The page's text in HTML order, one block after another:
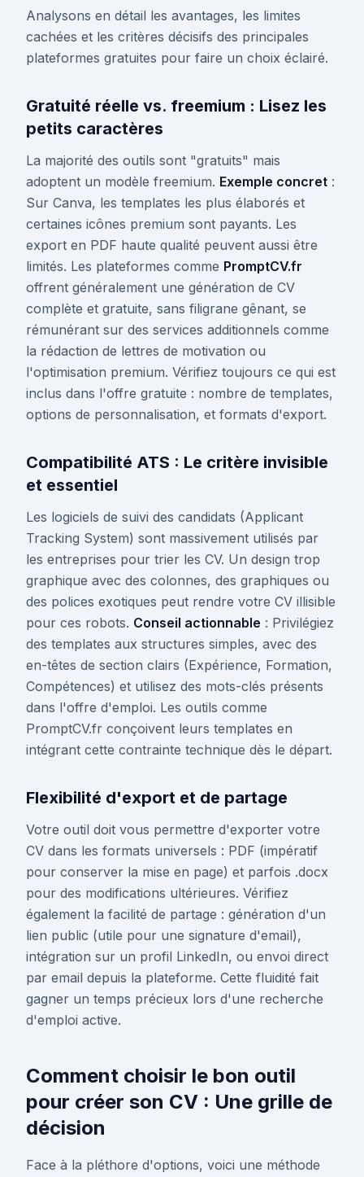
Analysons en détail les avantages, les limites
cachées et les critères décisifs des principales
plateformes gratuites pour faire un choix éclairé.
Gratuité réelle vs. freemium : Lisez les
petits caractères
La majorité des outils sont "gratuits" mais
adoptent un modèle freemium. Exemple concret :
Sur Canva, les templates les plus élaborés et
certaines icônes premium sont payants. Les
export en PDF haute qualité peuvent aussi être
limités. Les plateformes comme PromptCV.fr
offrent généralement une génération de CV
complète et gratuite, sans filigrane gênant, se
rémunérant sur des services additionnels comme
la rédaction de lettres de motivation ou
l'optimisation premium. Vérifiez toujours ce qui est
inclus dans l'offre gratuite : nombre de templates,
options de personnalisation, et formats d'export.
Compatibilité ATS : Le critère invisible
et essentiel
Les logiciels de suivi des candidats (Applicant
Tracking System) sont massivement utilisés par
les entreprises pour trier les CV. Un design trop
graphique avec des colonnes, des graphiques ou
des polices exotiques peut rendre votre CV illisible
pour ces robots. Conseil actionnable : Privilégiez
des templates aux structures simples, avec des
en-têtes de section clairs (Expérience, Formation,
Compétences) et utilisez des mots-clés présents
dans l'offre d'emploi. Les outils comme
PromptCV.fr conçoivent leurs templates en
intégrant cette contrainte technique dès le départ.
Flexibilité d'export et de partage
Votre outil doit vous permettre d'exporter votre
CV dans les formats universels : PDF (impératif
pour conserver la mise en page) et parfois .docx
pour des modifications ultérieures. Vérifiez
également la facilité de partage : génération d'un
lien public (utile pour une signature d'email),
intégration sur un profil LinkedIn, ou envoi direct
par email depuis la plateforme. Cette fluidité fait
gagner un temps précieux lors d'une recherche
d'emploi active.
Comment choisir le bon outil
pour créer son CV : Une grille de
décision
Face à la pléthore d'options, voici une méthode